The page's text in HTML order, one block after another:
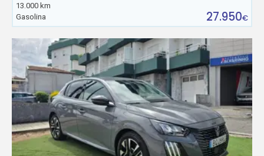
13.000 km
Gasolina
27.950€